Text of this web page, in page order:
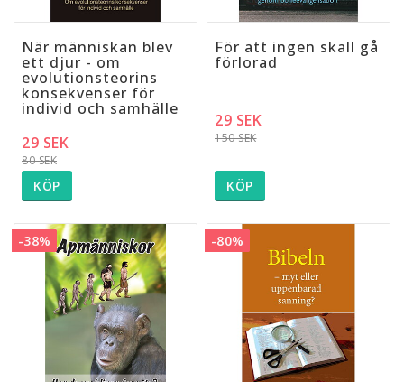
När människan blev
ett djur - om
evolutionsteorins
konsekvenser för
individ och samhälle
80 SEK
29 SEK
KÖP
För att ingen skall gå
förlorad
150 SEK
29 SEK
KÖP
-38% -80%